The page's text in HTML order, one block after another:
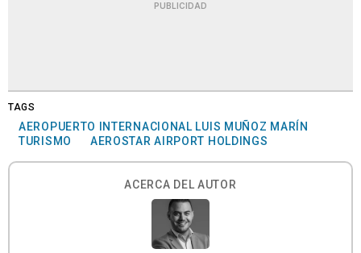
PUBLICIDAD
TAGS
AEROPUERTO INTERNACIONAL LUIS MUÑOZ MARÍN
TURISMO
AEROSTAR AIRPORT HOLDINGS
ACERCA DEL AUTOR